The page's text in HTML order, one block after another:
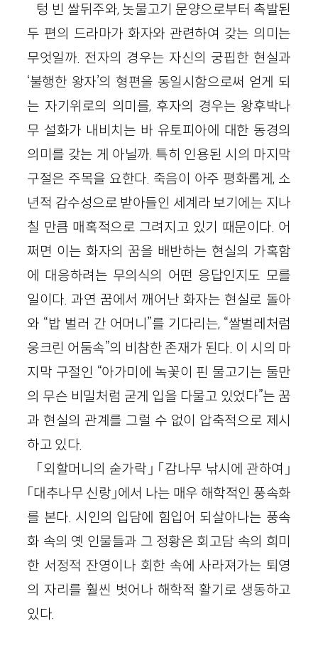
텅 빈 쌀뒤주와, 놋물고기 문양으로부터 촉발된
두 편의 드라마가 화자와 관련하여 갖는 의미는
무엇일까. 전자의 경우는 자신의 궁핍한 현실과
‘불행한 왕자’의 형편을 동일시함으로써 얻게 되
는 자기위로의 의미를, 후자의 경우는 왕후박나
무 설화가 내비치는 바 유토피아에 대한 동경의
의미를 갖는 게 아닐까. 특히 인용된 시의 마지막
구절은 주목을 요한다. 죽음이 아주 평화롭게, 소
년적 감수성으로 받아들인 세계라 보기에는 지나
칠 만큼 매혹적으로 그려지고 있기 때문이다. 어
쩌면 이는 화자의 꿈을 배반하는 현실의 가혹함
에 대응하려는 무의식의 어떤 응답인지도 모를
일이다. 과연 꿈에서 깨어난 화자는 현실로 돌아
와 “밥 벌러 간 어머니”를 기다리는, “쌀벌레처럼
웅크린 어둠속”의 비참한 존재가 된다. 이 시의 마
지막 구절인 “아가미에 녹꽃이 핀 물고기는 둘만
의 무슨 비밀처럼 굳게 입을 다물고 있었다”는 꿈
과 현실의 관계를 그럴 수 없이 압축적으로 제시
하고 있다.
「외할머니의 숟가락」 「감나무 낚시에 관하여」
「대추나무 신랑」에서 나는 매우 해학적인 풍속화
를 본다. 시인의 입담에 힘입어 되살아나는 풍속
화 속의 옛 인물들과 그 정황은 회고담 속의 희미
한 서정적 잔영이나 회한 속에 사라져가는 퇴영
의 자리를 훨씬 벗어나 해학적 활기로 생동하고
있다.